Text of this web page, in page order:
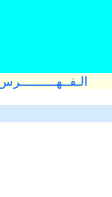
الـفــهــــــــ